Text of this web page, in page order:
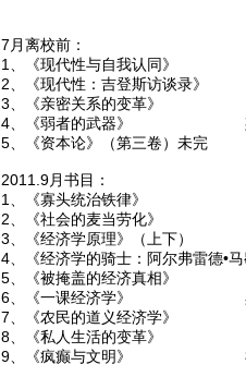
7月离校前：
1、《现代性与自我认同》
2、《现代性：吉登斯访谈录
3、《亲密关系的变革》
4、《弱者的武器》 斯
5、《资本论》（第三卷）未
2011.9月书目：
1、《寡头统治铁律》
2、《社会的麦当劳化》
3、《经济学原理》（上下
4、《经济学的骑士：阿尔弗雷德
5、《被掩盖的经济真相》
6、《一课经济学》 黑
7、《农民的道义经济学》
8、《私人生活的变革》
9、《疯癫与文明》